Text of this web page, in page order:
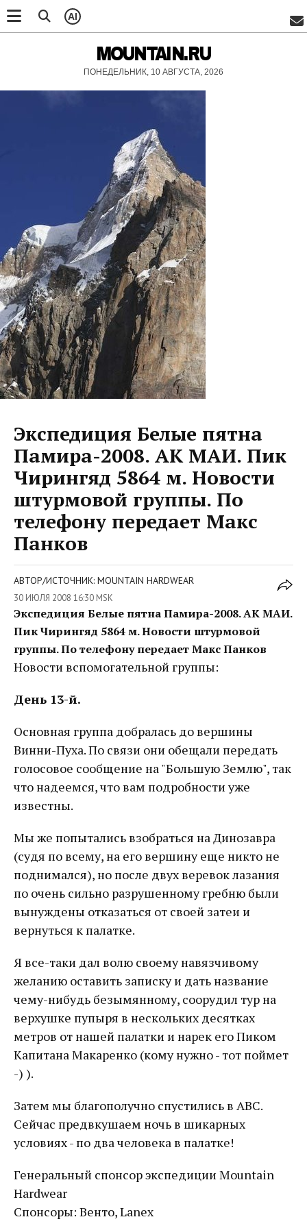
AI
MOUNTAIN.RU
ПОНЕДЕЛЬНИК, 10 АВГУСТА, 2026
Экспедиция Белые пятна
Памира-2008. АК МАИ. Пик
Чирингяд 5864 м. Новости
штурмовой группы. По
телефону передает Макс
Панков
АВТОР/ИСТОЧНИК: MOUNTAIN HARDWEAR
30 ИЮЛЯ 2008 16:30 MSK
Экспедиция Белые пятна Памира-2008. АК МАИ.
Пик Чирингяд 5864 м. Новости штурмовой
группы. По телефону передает Макс Панков
Новости вспомогательной группы:
День 13-й.
Основная группа добралась до вершины
Винни-Пуха. По связи они обещали передать
голосовое сообщение на "Большую Землю", так
что надеемся, что вам подробности уже
известны.
Мы же попытались взобраться на Динозавра
(судя по всему, на его вершину еще никто не
поднимался), но после двух веревок лазания
по очень сильно разрушенному гребню были
вынуждены отказаться от своей затеи и
вернуться к палатке.
Я все-таки дал волю своему навязчивому
желанию оставить записку и дать название
чему-нибудь безымянному, соорудил тур на
верхушке пупыря в нескольких десятках
метров от нашей палатки и нарек его Пиком
Капитана Макаренко (кому нужно - тот поймет
-) ).
Затем мы благополучно спустились в АВС.
Сейчас предвкушаем ночь в шикарных
условиях - по два человека в палатке!
Генеральный спонсор экспедиции Mountain
Hardwear
Спонсоры: Венто, Lanex